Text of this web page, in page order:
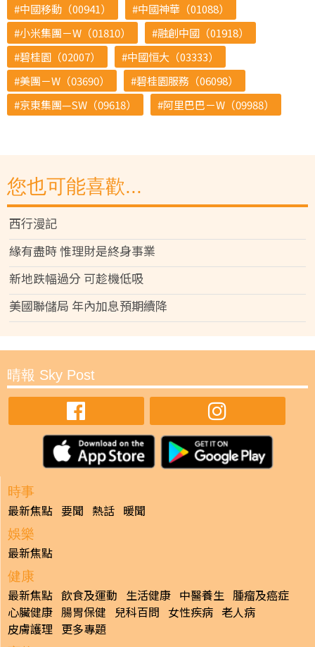
中國移動（00941）
中國神華（01088）
小米集團－W（01810）
融創中國（01918）
碧桂園（02007）
中國恒大（03333）
美團－W（03690）
碧桂園服務（06098）
京東集團—SW（09618）
阿里巴巴－W（09988）
您也可能喜歡...
西行漫記
緣有盡時 惟理財是終身事業
新地跌幅過分 可趁機低吸
美國聯儲局 年內加息預期續降
晴報 Sky Post
時事
最新焦點 要聞 熱話 暖聞
娛樂
最新焦點
健康
最新焦點 飲食及運動 生活健康 中醫養生 腫瘤及癌症
心臟健康 腸胃保健 兒科百問 女性疾病 老人病
皮膚護理 更多專題